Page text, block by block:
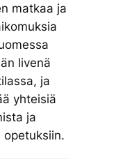
matkaa ja
livenä
ja
yhteisiä
ja
opetuksiin.